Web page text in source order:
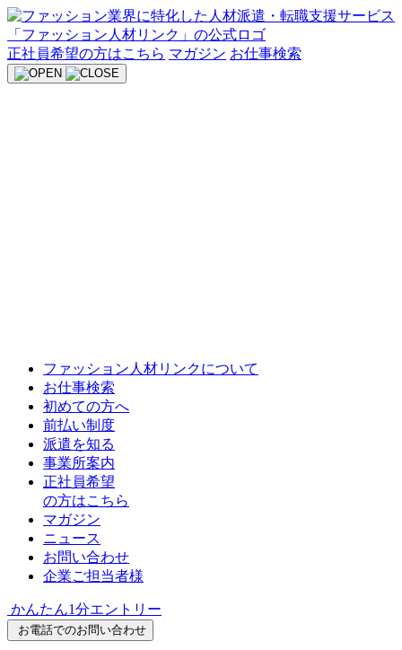
Skip
to
content
正社員希望の方はこちら マガジン お仕事検索
ファッション人材リンクについて
お仕事検索
初めての方へ
前払い制度
派遣を知る
事業所案内
正社員希望
の方はこちら
マガジン
ニュース
お問い合わせ
企業ご担当者様
かんたん1分エントリー
お電話でのお問い合わせ